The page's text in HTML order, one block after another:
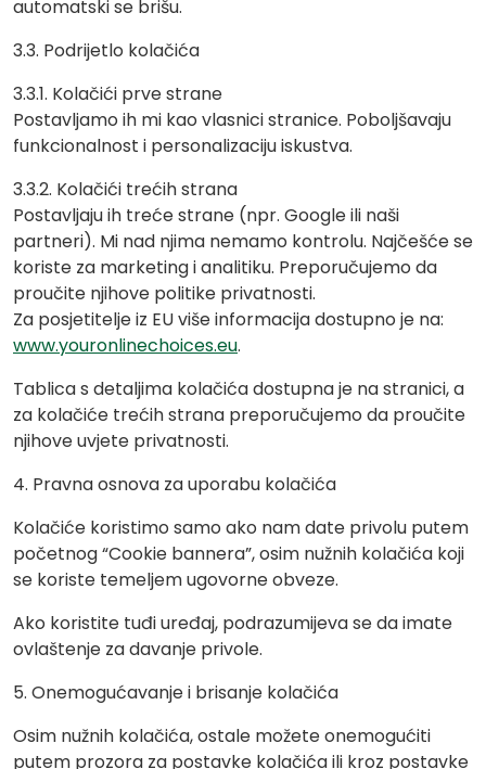
automatski se brišu.
3.3. Podrijetlo kolačića
3.3.1. Kolačići prve strane
Postavljamo ih mi kao vlasnici stranice. Poboljšavaju
funkcionalnost i personalizaciju iskustva.
3.3.2. Kolačići trećih strana
Postavljaju ih treće strane (npr. Google ili naši
partneri). Mi nad njima nemamo kontrolu. Najčešće se
koriste za marketing i analitiku. Preporučujemo da
proučite njihove politike privatnosti.
Za posjetitelje iz EU više informacija dostupno je na:
www.youronlinechoices.eu.
Tablica s detaljima kolačića dostupna je na stranici, a
za kolačiće trećih strana preporučujemo da proučite
njihove uvjete privatnosti.
4. Pravna osnova za uporabu kolačića
Kolačiće koristimo samo ako nam date privolu putem
početnog “Cookie bannera”, osim nužnih kolačića koji
se koriste temeljem ugovorne obveze.
Ako koristite tuđi uređaj, podrazumijeva se da imate
ovlaštenje za davanje privole.
5. Onemogućavanje i brisanje kolačića
Osim nužnih kolačića, ostale možete onemogućiti
putem prozora za postavke kolačića ili kroz postavke